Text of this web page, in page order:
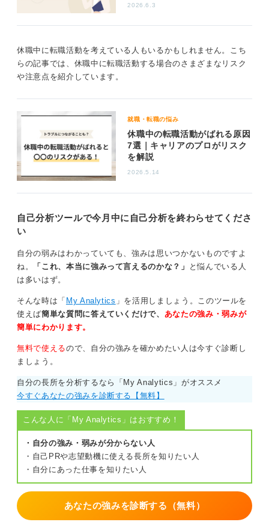
はあらかじめ考えておく必要があります。
キャリアは今後40年、50年と長く続くものですから、無
再出発するほうが賢明な場合もあるでしょう。
社会人2年目は不安が多い時期だと思いますが、やり直し
て最善の判断をしてくださいね。
2026.6.3
休職中に転職活動を考えている人もいるかもしれません。こち
らの記事では、休職中に転職活動する場合のさまざまなリスク
や注意点を紹介しています。
就職・転職の悩み
休職中の転職活動がばれる原因
7選｜キャリアのプロがリスク
を解説
2026.5.14
自己分析ツールで今月中に自己分析を終わらせてくださ
い
自分の弱みはわかっていても、強みは思いつかないものですよ
ね。
「これ、本当に強みって言えるのかな？」
と悩んでいる人
は多いはず。
そんな時は「 My Analytics 」を活用しましょう。このツールを
使えば簡単な質問に答えていくだけで、 あなたの強み・弱みが
簡単にわかります。
無料で使えるので、自分の強みを確かめたい人は今すぐ診断し
ましょう。
自分の長所を分析するなら「My Analytics」がオススメ
今すぐあなたの強みを診断する【無料】
こんな人に「My Analytics」はおすすめ！
・自分の強み・弱みが分からない人
・自己PRや志望動機に使える長所を知りたい人
・自分にあった仕事を知りたい人
あなたの強みを診断する（無料）